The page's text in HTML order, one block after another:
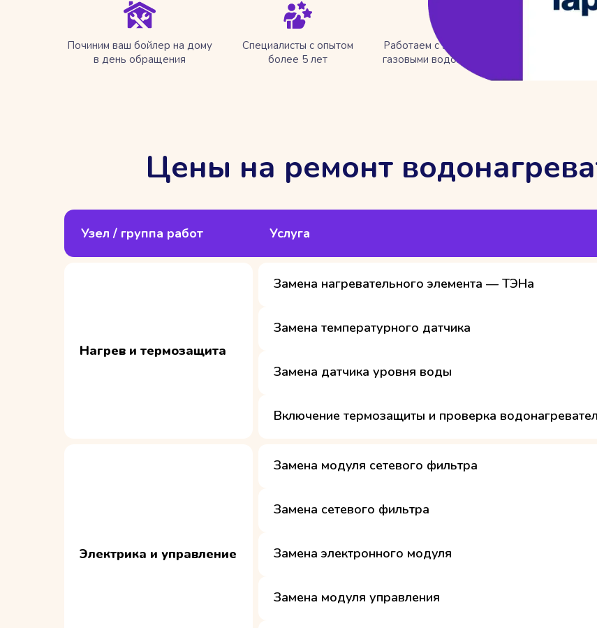
Починим ваш бойлер на дому
в день обращения
Специалисты с опытом
более 5 лет
Работаем с электрическими и
газовыми водонагревателями
Цены на ремонт
Узел / группа работ Услуга
Нагрев и термозащита
Замена нагревательного элемента — ТЭНа
Замена температурного датчика
Замена датчика уровня воды
Включение термозащиты и проверка
Электрика и управление
Замена модуля сетевого фильтра
Замена сетевого фильтра
Замена электронного модуля
Замена модуля управления